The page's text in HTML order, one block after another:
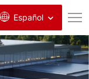
Español